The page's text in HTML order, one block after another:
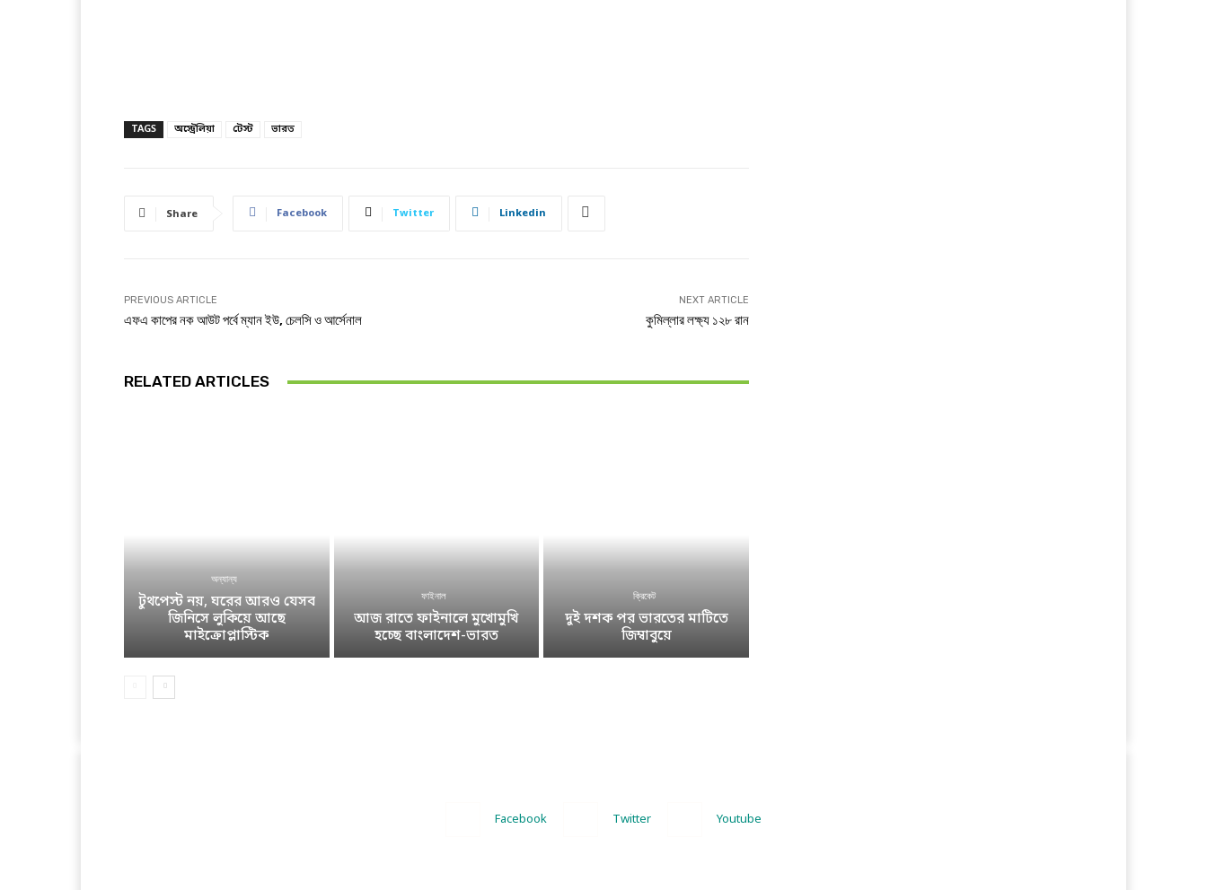
TAGS অস্ট্রেলিয়া টেস্ট ভারত
Share Facebook Twitter Linkedin
PREVIOUS ARTICLE
এফএ কাপের নক আউট পর্বে ম্যান ইউ, চেলসি ও আর্সেনাল
NEXT ARTICLE
কুমিল্লার লক্ষ্য ১২৮ রান
RELATED ARTICLES
অন্যান্য
টুথপেস্ট নয়, ঘরের আরও যেসব
জিনিসে লুকিয়ে আছে
মাইক্রোপ্লাস্টিক
ফাইনাল
আজ রাতে ফাইনালে মুখোমুখি
হচ্ছে বাংলাদেশ-ভারত
ক্রিকেট
দুই দশক পর ভারতের মাটিতে
জিম্বাবুয়ে
Facebook Twitter Youtube